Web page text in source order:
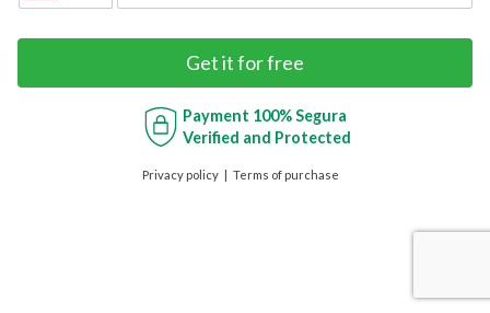
Get it for free
Payment 100% Segura
Verified and Protected
Privacy policy Terms of purchase